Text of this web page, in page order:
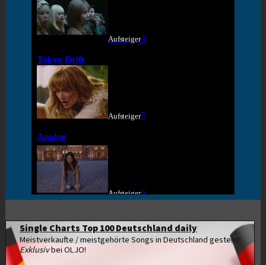
Single Charts Top 100 Deutschland daily
Meistverkaufte / meistgehörte Songs in Deutschland gestern!
Exklusivbei OLJO!